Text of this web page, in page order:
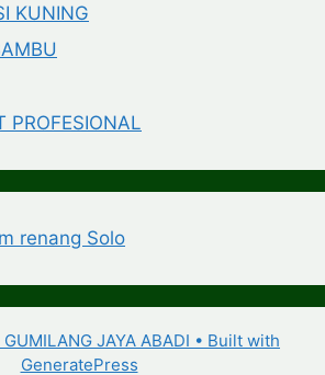
KUNING
PROFESIONAL
renang Solo
JAYA ABADI • Built with
GeneratePress